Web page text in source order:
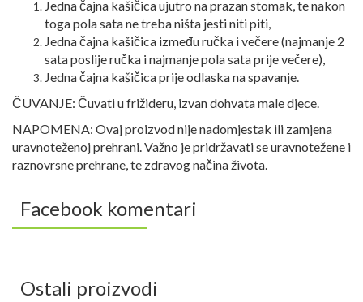
Jedna čajna kašičica ujutro na prazan stomak, te nakon
toga pola sata ne treba ništa jesti niti piti,
Jedna čajna kašičica između ručka i večere (najmanje 2
sata poslije ručka i najmanje pola sata prije večere),
Jedna čajna kašičica prije odlaska na spavanje.
ČUVANJE: Čuvati u frižideru, izvan dohvata male djece.
NAPOMENA: Ovaj proizvod nije nadomjestak ili zamjena
uravnoteženoj prehrani. Važno je pridržavati se uravnotežene i
raznovrsne prehrane, te zdravog načina života.
Facebook komentari
Ostali proizvodi